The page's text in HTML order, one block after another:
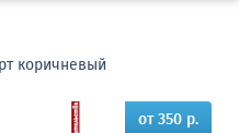
коричневый
от 350 р.